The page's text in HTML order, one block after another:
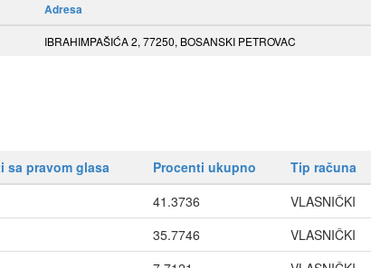
Adresa
IBRAHIMPAŠIĆA 2, 77250, BOSANSKI PETROVAC
sa pravom glasa Procenti ukupno
Tip računa
41.3736 VLASNIČKI
35.7746 VLASNIČKI